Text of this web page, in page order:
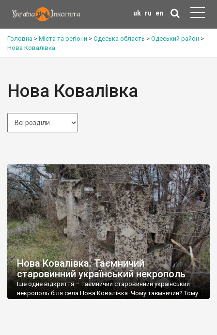
uk ru en
Головна > Міста та регіони > Одеська область > Одеський район >
Нова Ковалівка
Нова Ковалівка
Нова Ковалівка. Таємничий
старовинний український некрополь
Іще одне відкриття – таємничий старовинний український
некрополь біля села Нова Ковалівка. Чому таємничий? Тому